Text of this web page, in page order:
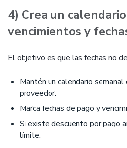
4) Crea un
vencimientos y
El objetivo es que las fechas no
Mantén un calendario semanal
proveedor.
Marca fechas de pago y
Si existe descuento por pago
límite.